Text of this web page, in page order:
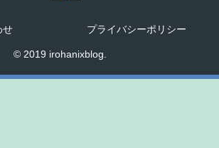
せ プライバシーポリシー
© 2019 irohanixblog.